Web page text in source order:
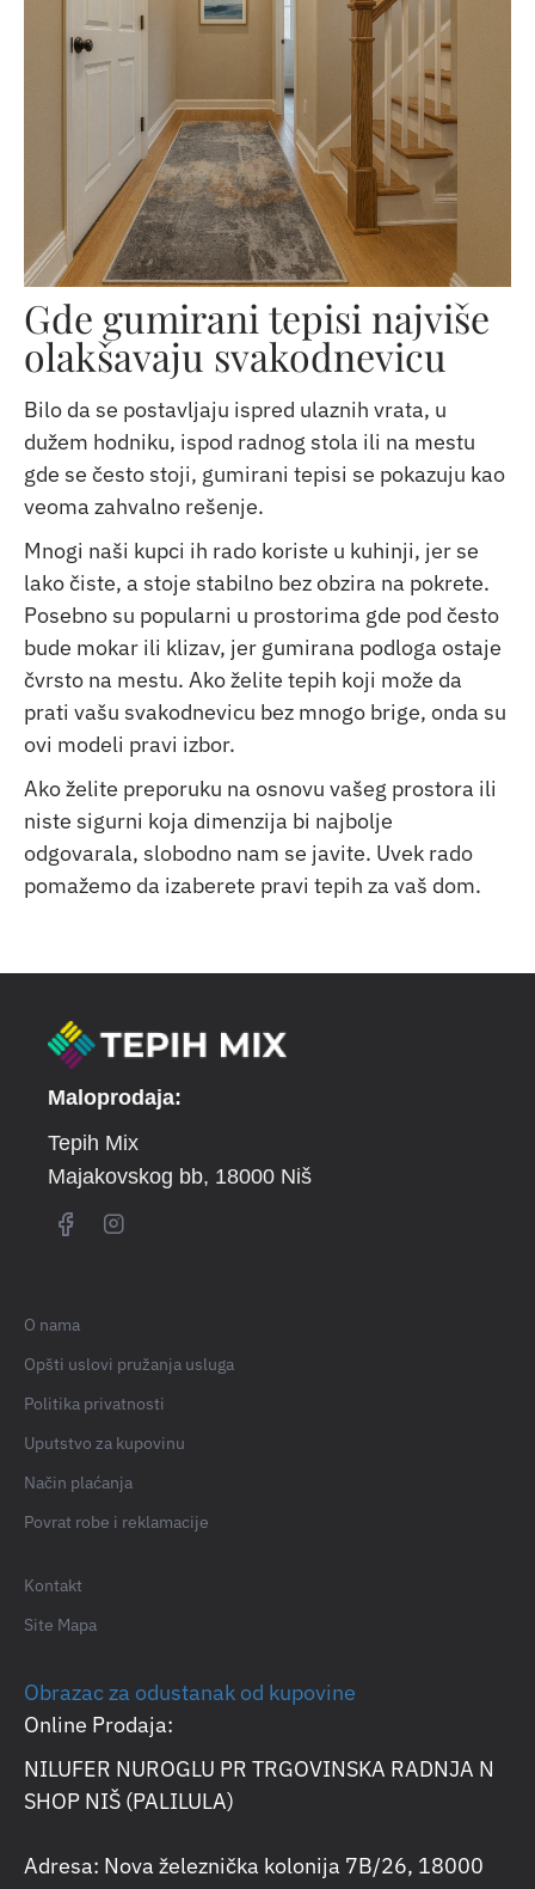
Gde gumirani tepisi najviše
olakšavaju svakodnevicu
Bilo da se postavljaju ispred ulaznih vrata, u
dužem hodniku, ispod radnog stola ili na mestu
gde se često stoji, gumirani tepisi se pokazuju kao
veoma zahvalno rešenje.
Mnogi naši kupci ih rado koriste u kuhinji, jer se
lako čiste, a stoje stabilno bez obzira na pokrete.
Posebno su popularni u prostorima gde pod često
bude mokar ili klizav, jer gumirana podloga ostaje
čvrsto na mestu. Ako želite tepih koji može da
prati vašu svakodnevicu bez mnogo brige, onda su
ovi modeli pravi izbor.
Ako želite preporuku na osnovu vašeg prostora ili
niste sigurni koja dimenzija bi najbolje
odgovarala, slobodno nam se javite. Uvek rado
pomažemo da izaberete pravi tepih za vaš dom.
Maloprodaja:
Tepih Mix
Majakovskog bb, 18000 Niš
O nama
Opšti uslovi pružanja usluga
Politika privatnosti
Uputstvo za kupovinu
Način plaćanja
Povrat robe i reklamacije
Kontakt
Site Mapa
Obrazac za odustanak od kupovine
Online Prodaja:
NILUFER NUROGLU PR TRGOVINSKA RADNJA N
SHOP NIŠ (PALILULA)
Adresa: Nova železnička kolonija 7B/26, 18000